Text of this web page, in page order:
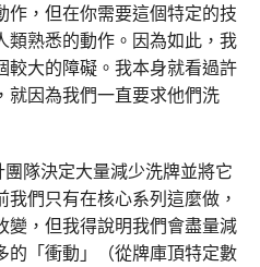
作，但在你需要這個特定的技
類熟悉的動作。因為如此，我
較大的障礙。我本身就看過許
就因為我們一直要求他們洗
隊決定大量減少洗牌並將它
們只有在核心系列這麼做，
變，但我得說明我們會盡量減
的「衝動」（從牌庫頂特定數